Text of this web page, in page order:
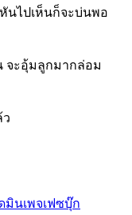
นไปเห็นก็จะบ่นพอ
จะอุ้มลูกมากล่อม